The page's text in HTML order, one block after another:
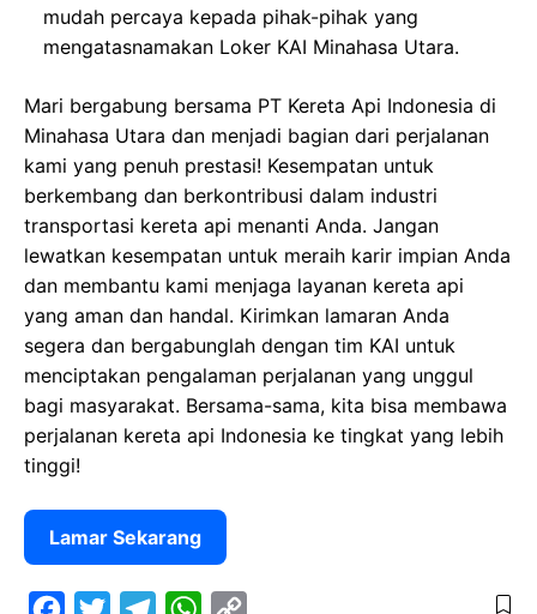
mudah percaya kepada pihak-pihak yang
mengatasnamakan Loker KAI Minahasa Utara.
Mari bergabung bersama PT Kereta Api Indonesia di
Minahasa Utara dan menjadi bagian dari perjalanan
kami yang penuh prestasi! Kesempatan untuk
berkembang dan berkontribusi dalam industri
transportasi kereta api menanti Anda. Jangan
lewatkan kesempatan untuk meraih karir impian Anda
dan membantu kami menjaga layanan kereta api
yang aman dan handal. Kirimkan lamaran Anda
segera dan bergabunglah dengan tim KAI untuk
menciptakan pengalaman perjalanan yang unggul
bagi masyarakat. Bersama-sama, kita bisa membawa
perjalanan kereta api Indonesia ke tingkat yang lebih
tinggi!
Lamar Sekarang